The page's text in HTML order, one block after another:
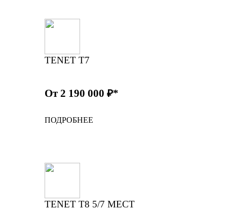
TENET T7
От 2 190 000 ₽*
ПОДРОБНЕЕ
TENET T8 5/7 МЕСТ